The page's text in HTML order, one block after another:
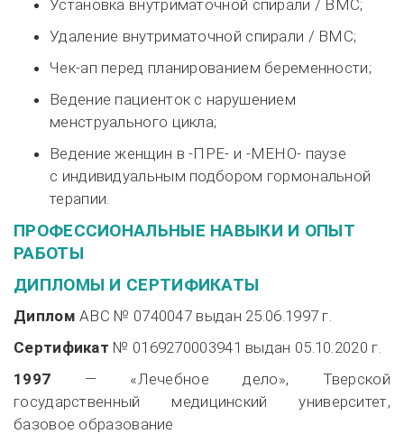
Установка внутриматочной спирали / ВМС;
Удаление внутриматочной спирали / ВМС;
Чек-ап перед планированием беременности;
Ведение пациенток с нарушением
менструального цикла;
Ведение женщин в -ПРЕ- и -МЕНО- паузе
с индивидуальным подбором гормональной
терапии.
ПРОФЕССИОНАЛЬНЫЕ НАВЫКИ И ОПЫТ
РАБОТЫ
ДИПЛОМЫ И СЕРТИФИКАТЫ
Диплом АВС № 0740047 выдан 25.06.1997 г.
Сертификат № 0169270003941 выдан 05.10.2020 г.
1997 — «Лечебное дело», Тверской
государственный медицинский университет,
базовое образование